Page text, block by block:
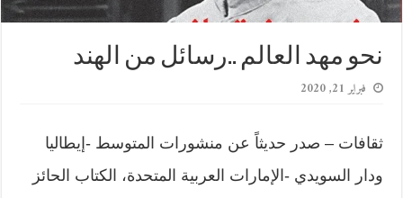
نحو مهد العالم ..رسائل من الهند
فبراير 21, 2020
ثقافات – صدر حديثاً عن منشورات المتوسط -إيطاليا
ودار السويدي -الإمارات العربية المتحدة، الكتاب الحائز